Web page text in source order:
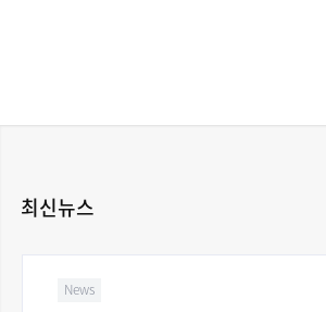
최신뉴스
News